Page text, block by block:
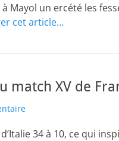
Mayol un ercété les
cet article…
match XV de
34 à 10, ce qui